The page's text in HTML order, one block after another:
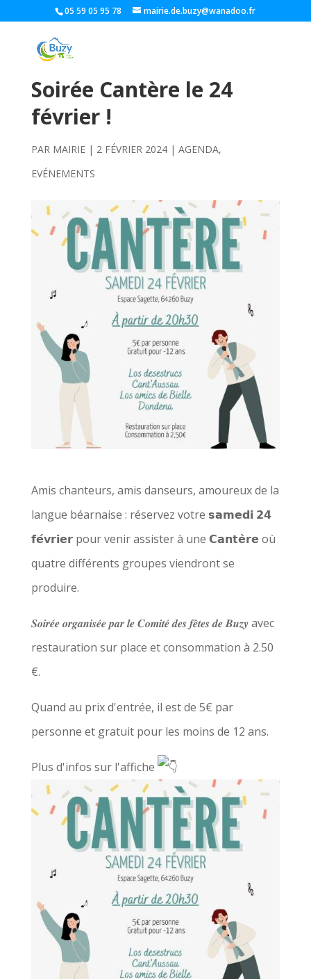
05 59 05 95 78 mairie.de.buzy@wanadoo.fr
Soirée Cantère le 24
février !
PAR MAIRIE| 2 FÉVRIER 2024| AGENDA,
EVÉNEMENTS
Amis chanteurs, amis danseurs, amoureux de la
langue béarnaise : réservez votre 𝘀𝗮𝗺𝗲𝗱𝗶 𝟮𝟰
𝗳𝗲́𝘃𝗿𝗶𝗲𝗿 pour venir assister à une 𝗖𝗮𝗻𝘁𝗲̀𝗿𝗲 où
quatre différents groupes viendront se
produire.
𝑺𝒐𝒊𝒓𝒆́𝒆 𝒐𝒓𝒈𝒂𝒏𝒊𝒔𝒆́𝒆 𝒑𝒂𝒓 𝒍𝒆 𝑪𝒐𝒎𝒊𝒕𝒆́ 𝒅𝒆𝒔 𝒇𝒆̂𝒕𝒆𝒔 𝒅𝒆 𝑩𝒖𝒛𝒚 avec
restauration sur place et consommation à 2.50
€.
Quand au prix d'entrée, il est de 5€ par
personne et gratuit pour les moins de 12 ans.
Plus d'infos sur l'affiche